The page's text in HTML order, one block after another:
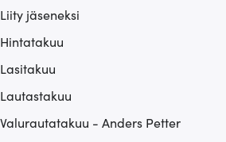
Liity jäseneksi
Hintatakuu
Lasitakuu
Lautastakuu
Valurautatakuu - Anders Petter